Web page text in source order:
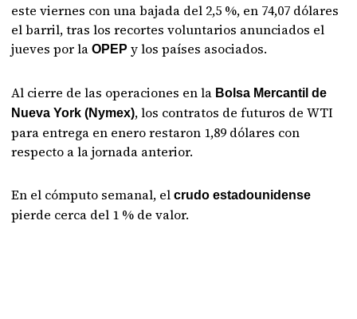
este viernes con una bajada del 2,5 %, en 74,07 dólares
el barril, tras los recortes voluntarios anunciados el
jueves por laOPEP y los países asociados.
Al cierre de las operaciones en la Bolsa Mercantil de
Nueva York (Nymex), los contratos de futuros de WTI
para entrega en enero restaron 1,89 dólares con
respecto a la jornada anterior.
En el cómputo semanal, el crudo estadounidense
pierde cerca del 1 % de valor.